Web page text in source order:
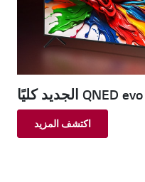
اكتشف المزيد